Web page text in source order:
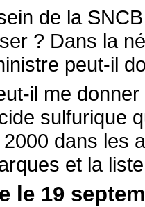
de la
? Dans la
peut-il
il me
sulfurique
dans les
et la
le 19